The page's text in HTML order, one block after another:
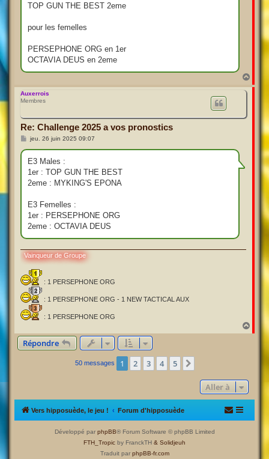
TOP GUN THE BEST 2eme
pour les femelles
PERSEPHONE ORG en 1er
OCTAVIA DEUS en 2eme
a
Auxerrois
Membres
Re: Challenge 2025 a vos pronostics
M
s
s
g
e
jeu. 26 juin 2025 09:07
E3 Males :
1er : TOP GUN THE BEST
2eme : MYKING'S EPONA
E3 Femelles :
1er : PERSEPHONE ORG
2eme : OCTAVIA DEUS
Vainqueur de Groupe
: 1 PERSEPHONE ORG
: 1 PERSEPHONE ORG - 1 NEW TACTICAL AUX
: 1 PERSEPHONE ORG
a
Répondre
50 messages 1 2 3 4 5
Aller à
Vers hipposuède, le jeu ! Forum d'hipposuède
Développé par phpBB® Forum Software © phpBB Limited
FTH_Tropic by FranckTH & Solidjeuh
Traduit par phpBB-fr.com